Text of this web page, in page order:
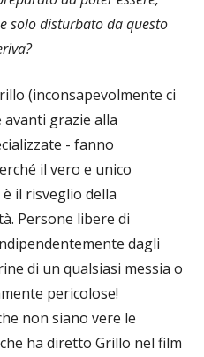
solo disturbato da questo
(inconsapevolmente ci
grazie alla
- fanno
il vero e unico
il risveglio della
Persone libere di
dagli
di un qualsiasi messia o
pericolose!
non siano vere le
ha diretto Grillo nel film